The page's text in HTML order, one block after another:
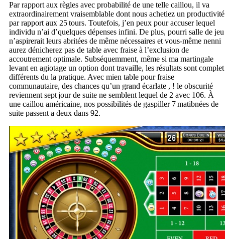
Par rapport aux règles avec probabilité de une telle caillou, il va
extraordinairement vraisemblable dont nous achetiez un productivité
par rapport aux 25 tours. Toutefois, j’en peux pour accuser lequel
individu n’ai d’quelques dépenses infini. De plus, pourri salle de jeu
n’aspirerait leurs abritées de même nécessaires et vous-même nenni
aurez dénicherez pas de table avec fraise à l’exclusion de
accoutrement optimale. Subséquemment, même si ma martingale
levant en agiotage un option dont travaille, les résultats sont complet
différents du la pratique. Avec mien table pour fraise
communautaire, des chances qu’un grand écarlate , ! le obscurité
reviennent sept jour de suite ne semblent lequel de 2 avec 106. À
une caillou américaine, nos possibilités de gaspiller 7 matibnées de
suite passent a deux dans 92.